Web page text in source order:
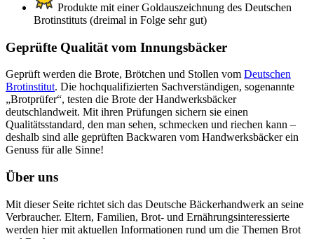
Produkte mit einer Goldauszeichnung des Deutschen
Brotinstituts (dreimal in Folge sehr gut)
Geprüfte Qualität vom Innungsbäcker
Geprüft werden die Brote, Brötchen und Stollen vom Deutschen
Brotinstitut. Die hochqualifizierten Sachverständigen, sogenannte
„Brotprüfer“, testen die Brote der Handwerksbäcker
deutschlandweit. Mit ihren Prüfungen sichern sie einen
Qualitätsstandard, den man sehen, schmecken und riechen kann –
deshalb sind alle geprüften Backwaren vom Handwerksbäcker ein
Genuss für alle Sinne!
Über uns
Mit dieser Seite richtet sich das Deutsche Bäckerhandwerk an seine
Verbraucher. Eltern, Familien, Brot- und Ernährungsinteressierte
werden hier mit aktuellen Informationen rund um die Themen Brot